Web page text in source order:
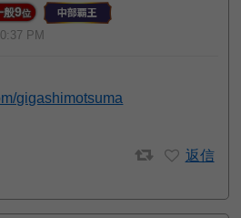
般9位
PM
gigashimotsuma
返信